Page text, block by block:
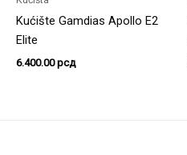
Kućište Gamdias Apollo E2
Elite
6.400.00рсд